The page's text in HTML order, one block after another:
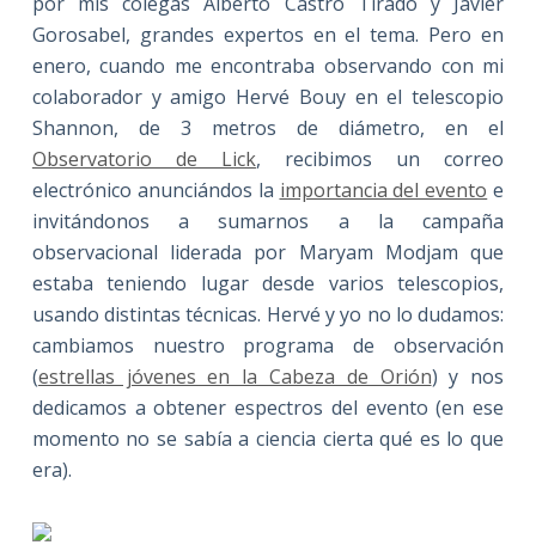
Gorosabel, grandes expertos en el tema. Pero en
enero, cuando me encontraba observando con mi
colaborador y amigo Hervé Bouy en el telescopio
Shannon, de 3 metros de diámetro, en el
Observatorio de Lick, recibimos un correo
electrónico anunciándos la importancia del evento e
invitándonos a sumarnos a la campaña
observacional liderada por Maryam Modjam que
estaba teniendo lugar desde varios telescopios,
usando distintas técnicas. Hervé y yo no lo dudamos:
cambiamos nuestro programa de observación
(estrellas jóvenes en la Cabeza de Orión) y nos
dedicamos a obtener espectros del evento (en ese
momento no se sabía a ciencia cierta qué es lo que
era).